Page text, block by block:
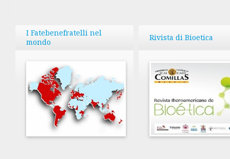
I Fatebenefratelli nel
mondo
Rivista di Bioetica